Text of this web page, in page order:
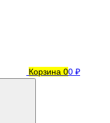
Корзина 00 ₽